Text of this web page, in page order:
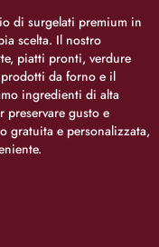
di surgelati premium in
scelta. Il nostro
piatti pronti, verdure
prodotti da forno e il
ingredienti di alta
gusto e
gratuita e personalizzata,